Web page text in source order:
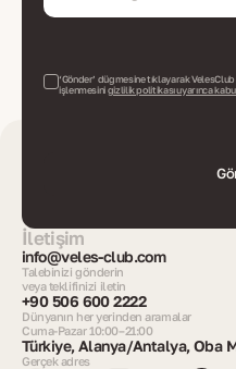
‘Gönder’ düğmesine tıklayarak
işlenmesinigizlilik politikası uyarınca
İletişim
info@veles-club.com
Talebinizi gönderin
veya teklifinizi iletin
+90 506 600 2222
Dünyanın her yerinden aramalar
Cuma-Pazar 10:00–21:00
Türkiye, Alanya/Antalya, Oba
Gerçek adres